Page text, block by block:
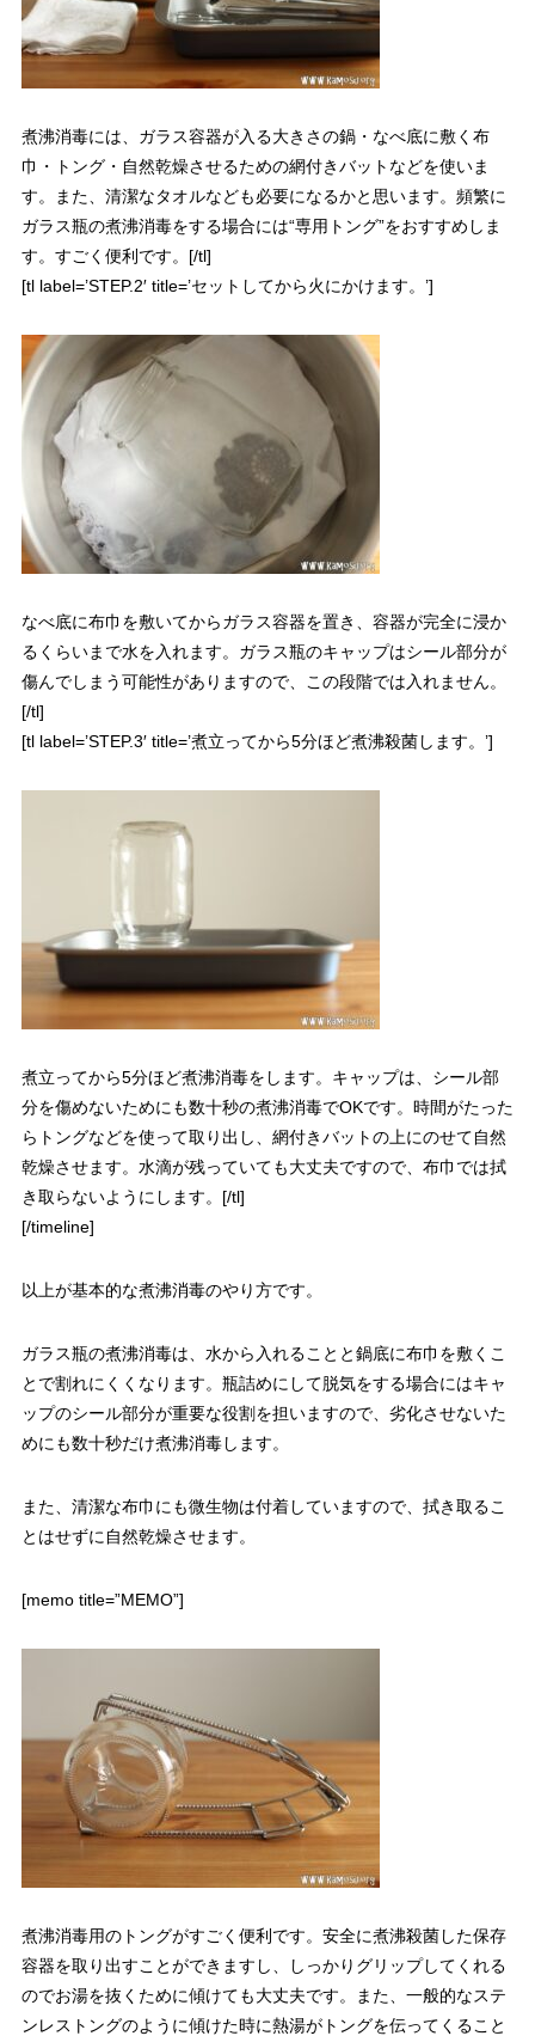
煮沸消毒には、ガラス容器が入る大きさの鍋・なべ底に敷く布
巾・トング・自然乾燥させるための網付きバットなどを使いま
す。また、清潔なタオルなども必要になるかと思います。頻繁に
ガラス瓶の煮沸消毒をする場合には“専用トング”をおすすめしま
す。すごく便利です。[/tl]
[tl label=’STEP.2′ title=’セットしてから火にかけます。’]
なべ底に布巾を敷いてからガラス容器を置き、容器が完全に浸か
るくらいまで水を入れます。ガラス瓶のキャップはシール部分が
傷んでしまう可能性がありますので、この段階では入れません。
[/tl]
[tl label=’STEP.3′ title=’煮立ってから5分ほど煮沸殺菌します。’]
煮立ってから5分ほど煮沸消毒をします。キャップは、シール部
分を傷めないためにも数十秒の煮沸消毒でOKです。時間がたった
らトングなどを使って取り出し、網付きバットの上にのせて自然
乾燥させます。水滴が残っていても大丈夫ですので、布巾では拭
き取らないようにします。[/tl]
[/timeline]
以上が基本的な煮沸消毒のやり方です。
ガラス瓶の煮沸消毒は、水から入れることと鍋底に布巾を敷くこ
とで割れにくくなります。瓶詰めにして脱気をする場合にはキャ
ップのシール部分が重要な役割を担いますので、劣化させないた
めにも数十秒だけ煮沸消毒します。
また、清潔な布巾にも微生物は付着していますので、拭き取るこ
とはせずに自然乾燥させます。
[memo title=”MEMO”]
煮沸消毒用のトングがすごく便利です。安全に煮沸殺菌した保存
容器を取り出すことができますし、しっかりグリップしてくれる
のでお湯を抜くために傾けても大丈夫です。また、一般的なステ
ンレストングのように傾けた時に熱湯がトングを伝ってくること